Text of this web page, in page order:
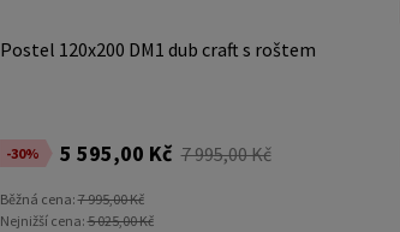
Postel 120x200 DM1 dub craft s roštem
-30% 5 595,00 Kč 7 995,00 Kč
Běžná cena:7 995,00 Kč
Nejnižší cena:5 025,00 Kč